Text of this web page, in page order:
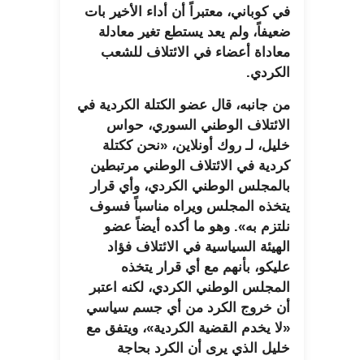
في كوباني، معتبراً أن أداء الأخير بات
ضعيفاً، ولم يعد يستطع تغير معادلة
معاداة أعضاء في الائتلاف للشعب
الكردي.
من جانبه، قال عضو الكتلة الكردية في
الائتلاف الوطني السوري، حواس
خليل، لـ روك أونلاين، «نحن ككتلة
كردية في الائتلاف الوطني مرتبطين
بالمجلس الوطني الكردي، وأي قرار
يتخذه المجلس ويراه مناسباً فسوف
نلتزم به». وهو ما أكده أيضاً عضو
الهيئة السياسية في الائتلاف فؤاد
عليكو، بأنهم مع أي قرار يتخذه
المجلس الوطني الكردي، لكنه اعتبر
أن خروج الكرد من أي جسم سياسي
«لا يخدم القضية الكردية»، ويتفق مع
خليل الذي يرى أن الكرد بحاجة